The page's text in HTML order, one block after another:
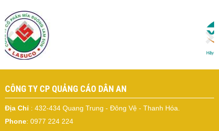
CÔNG TY CP QUẢNG CÁO DÂN AN
Địa Chỉ : 432-434 Quang Trung - Đông Vệ - Thanh Hóa.
Phone: 0977 224 224